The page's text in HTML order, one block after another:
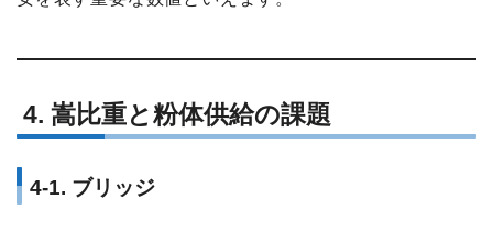
4. 嵩比重と粉体供給の課題
4-1. ブリッジ